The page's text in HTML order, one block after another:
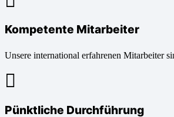
Kompetente Mitarbeiter
Unsere international erfahrenen Mitarbeiter
Pünktliche Durchführung